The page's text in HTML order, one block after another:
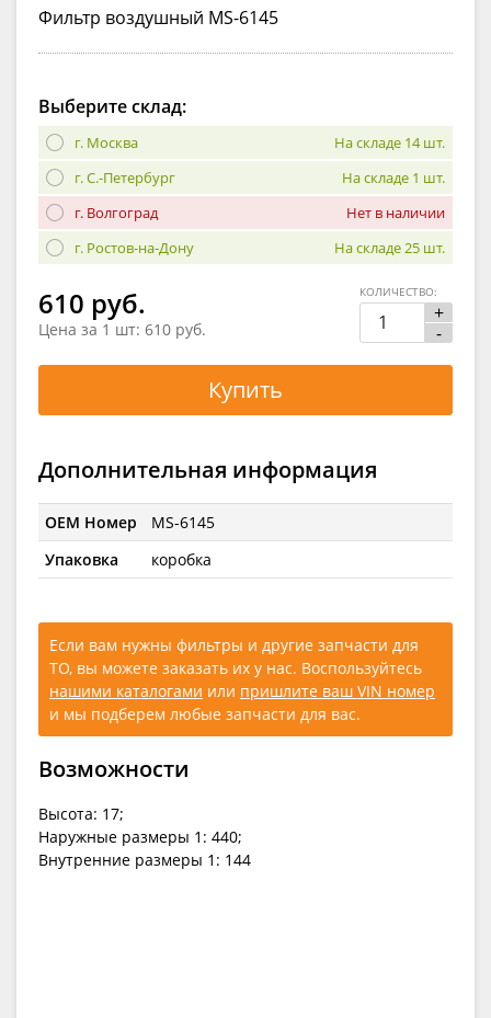
Фильтр воздушный MS-6145
Выберите склад:
г. Москва
На складе 14 шт.
г. С.-Петербург
На складе 1 шт.
г. Волгоград
Нет в наличии
г. Ростов-на-Дону
На складе 25 шт.
610 руб.
Цена за 1 шт: 610 руб.
+
-
КОЛИЧЕСТВО:
Купить
Дополнительная информация
OEM Номер
MS-6145
Упаковка
коробка
Если вам нужны фильтры и другие запчасти для
ТО, вы можете заказать их у нас. Воспользуйтесь
нашими каталогами или пришлите ваш VIN номер
и мы подберем любые запчасти для вас.
Возможности
Высота: 17;
Наружные размеры 1: 440;
Внутренние размеры 1: 144